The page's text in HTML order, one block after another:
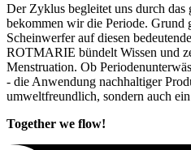
Der Zyklus begleitet uns durch das
bekommen wir die Periode. Grund
Scheinwerfer auf diesen
ROTMARIE bündelt Wissen und
Menstruation. Ob
- die Anwendung nachhaltiger
umweltfreundlich, sondern auch
Together we flow!